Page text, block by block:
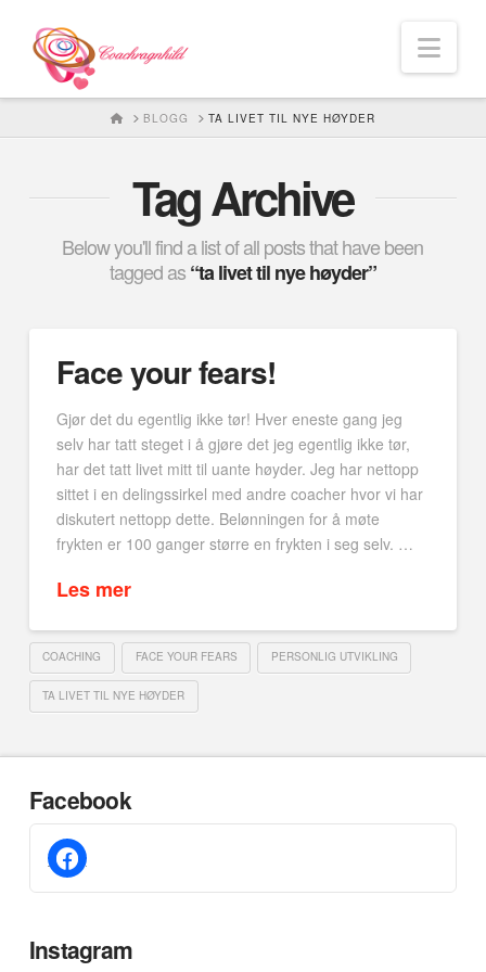
HOMEBLOGG TA LIVET TIL NYE HØYDER
Tag Archive
Below you'll find a list of all posts that have been
tagged as“ta livet til nye høyder”
Face your fears!
Gjør det du egentlig ikke tør! Hver eneste gang jeg
selv har tatt steget i å gjøre det jeg egentlig ikke tør,
har det tatt livet mitt til uante høyder. Jeg har nettopp
sittet i en delingssirkel med andre coacher hvor vi har
diskutert nettopp dette. Belønningen for å møte
frykten er 100 ganger større en frykten i seg selv. …
Les mer
COACHING FACE YOUR FEARS PERSONLIG UTVIKLING
TA LIVET TIL NYE HØYDER
Facebook
facebook
Instagram